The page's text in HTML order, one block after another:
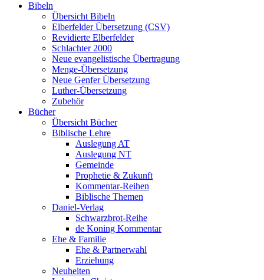
Bibeln
Übersicht Bibeln
Elberfelder Übersetzung (CSV)
Revidierte Elberfelder
Schlachter 2000
Neue evangelistische Übertragung
Menge-Übersetzung
Neue Genfer Übersetzung
Luther-Übersetzung
Zubehör
Bücher
Übersicht Bücher
Biblische Lehre
Auslegung AT
Auslegung NT
Gemeinde
Prophetie & Zukunft
Kommentar-Reihen
Biblische Themen
Daniel-Verlag
Schwarzbrot-Reihe
de Koning Kommentar
Ehe & Familie
Ehe & Partnerwahl
Erziehung
Neuheiten